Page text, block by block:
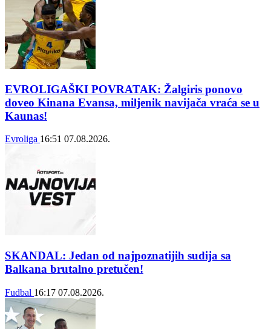
EVROLIGAŠKI POVRATAK: Žalgiris ponovo
doveo Kinana Evansa, miljenik navijača vraća se u
Kaunas!
Evroliga 16:51 07.08.2026.
SKANDAL: Jedan od najpoznatijih sudija sa
Balkana brutalno pretučen!
Fudbal 16:17 07.08.2026.